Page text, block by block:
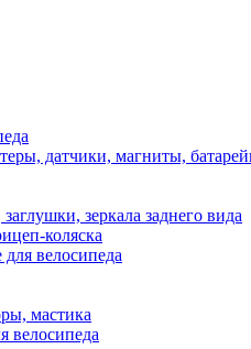
датчики, магниты,
зеркала заднего вида
коляска
велосипеда
мастика
велосипеда